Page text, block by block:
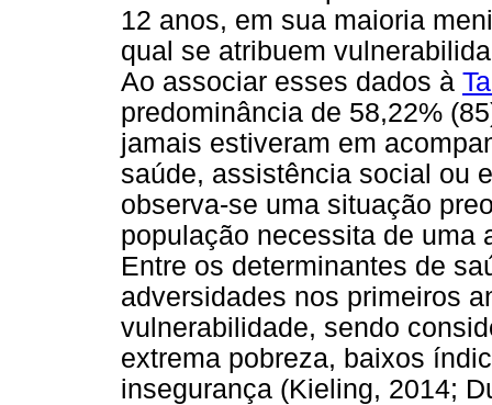
12 anos, em sua maioria
qual se atribuem
Ao associar esses dados à
predominância de 58,22%
jamais estiveram em
saúde, assistência social ou
observa-se uma situação
população necessita de uma
Entre os determinantes de
adversidades nos primeiros
vulnerabilidade, sendo
extrema pobreza, baixos
insegurança (Kieling, 2014;